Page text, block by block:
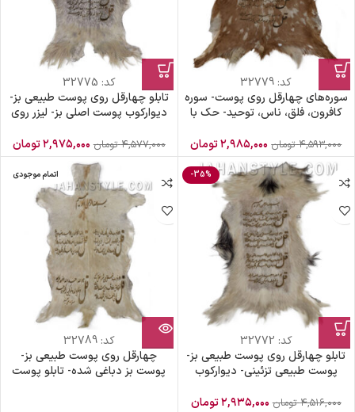
کد: 32779
سوره‌های چهارقل روی پوست- سوره
کافرون، فلق، ناس، توحید- حک با
۴,۵۹۳,۰۰۰ تومان ۲,۹۸۵,۰۰۰تومان
کد: 32775
تابلو چهارقل روی پوست طبیعی بز-
دیوارکوب پوست اصلی بز- لیزر روی
۴,۵۷۷,۰۰۰ تومان ۲,۹۷۵,۰۰۰تومان
-35%
کد: 32772
تابلو چهارقل روی پوست طبیعی بز-
پوست طبیعی تزئینی- دیوارکوب
۴,۵۱۶,۰۰۰ تومان ۲,۹۳۵,۰۰۰تومان
اتمام موجودی
کد:32789
چهارقل روی پوست طبیعی بز-
پوست بز دباغی شده- تابلو پوست